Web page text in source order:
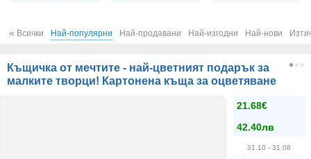
« Всички Най-популярни Най-продавани Най-изгодни Най-нови
Къщичка от мечтите - най-цветният подарък за
малките творци! Картонена къща за оцветяване
21.68€
42.40лв
31.10 - 31.08